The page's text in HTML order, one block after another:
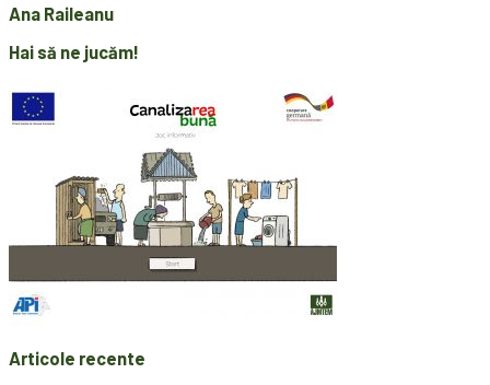
Ana Raileanu
Hai să ne jucăm!
Articole recente